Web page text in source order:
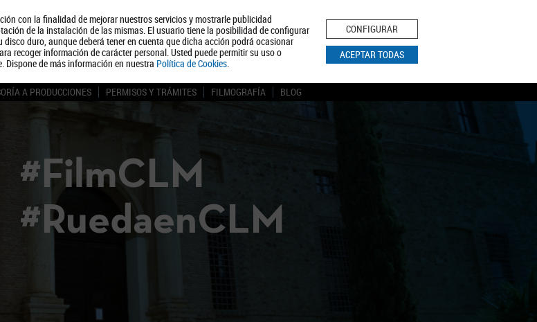
con la finalidad de mejorar nuestros servicios y mostrarle publicidad
de la instalación de las mismas. El usuario tiene la posibilidad de configurar
duro, aunque deberá tener en cuenta que dicha acción podrá ocasionar
recoger información de carácter personal. Usted puede permitir su uso o
Dispone de más información en nuestra Política de Cookies.
CONFIGURAR
ACEPTAR TODAS
Quiénes somos Turismo Política de Privacidad Aviso Legal Política de Cookies
BUSCAR
A PRODUCCIONES PERMISOS Y TRÁMITES FILMOGRAFÍA BLOG
#FilmCLM
#RuedaenCLM